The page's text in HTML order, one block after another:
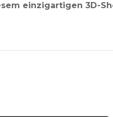
einzigartigen 3D-